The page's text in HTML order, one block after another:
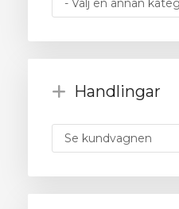
Handlingar